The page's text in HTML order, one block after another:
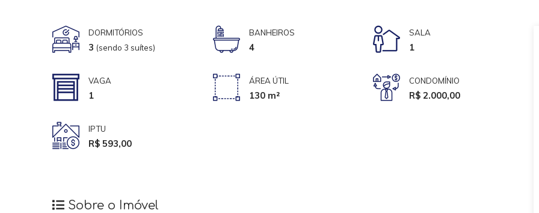
DORMITÓRIOS
3 (sendo 3 suítes)
BANHEIROS
4
SALA
1
VAGA
1
ÁREA ÚTIL
130 m²
CONDOMÍNIO
R$ 2.000,00
IPTU
R$ 593,00
Sobre o Imóvel